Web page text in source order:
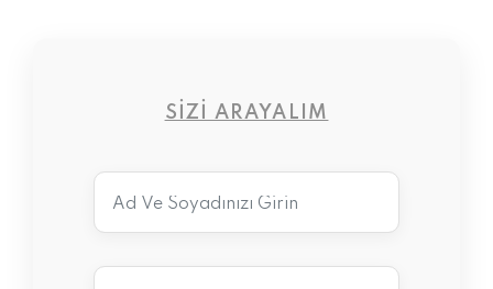
SIZI ARAYALIM